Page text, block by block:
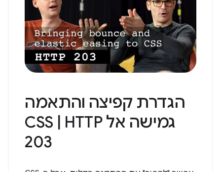
הגדרת קפיצה והתאמה
גמישה אל CSS | HTTP
203